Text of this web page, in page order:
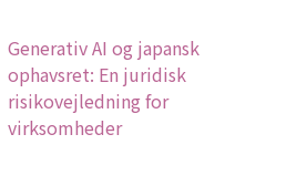
Generativ AI og japansk
ophavsret: En juridisk
risikovejledning for
virksomheder